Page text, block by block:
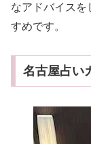
なアドバイスを
すめです。
名古屋占い